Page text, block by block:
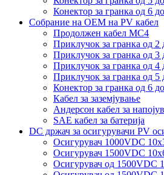
Конектор за гранка од 6
Собрание на ОЕМ на PV кабел
Продолжен кабел MC4
Приклучок за гранка од 2
Приклучок за гранка од 3
Приклучок за гранка од 4
Приклучок за гранка од 5
Конектор за гранка од 6
Кабел за заземјување
Андерсон кабел за
SAE кабел за батерија
DC држач за осигурувачи PV
Осигурувач 1000VDC
Осигурувач 1500VDC
Осигурувач од 1500VDC